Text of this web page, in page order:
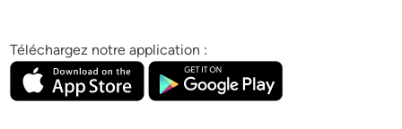
Téléchargez notre application :